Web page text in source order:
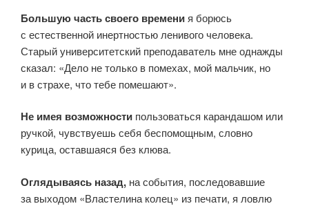
Большую часть своего времения борюсь
с естественной инертностью ленивого человека.
Старый университетский преподаватель мне однажды
сказал: «Дело не только в помехах, мой мальчик, но
и в страхе, что тебе помешают».
Не имея возможности пользоваться карандашом или
ручкой, чувствуешь себя беспомощным, словно
курица, оставшаяся без клюва.
Оглядываясь назад, на события, последовавшие
за выходом «Властелина колец» из печати, я ловлю